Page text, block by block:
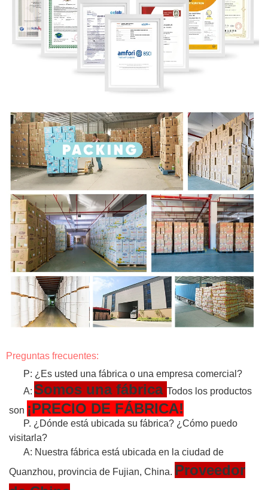
Preguntas frecuentes:
P: ¿Es usted una fábrica o una empresa comercial?
A: Somos una fábrica Todos los productos
son ¡PRECIO DE FÁBRICA!
P. ¿Dónde está ubicada su fábrica? ¿Cómo puedo
visitarla?
A: Nuestra fábrica está ubicada en la ciudad de
Quanzhou, provincia de Fujian, China. Proveedor